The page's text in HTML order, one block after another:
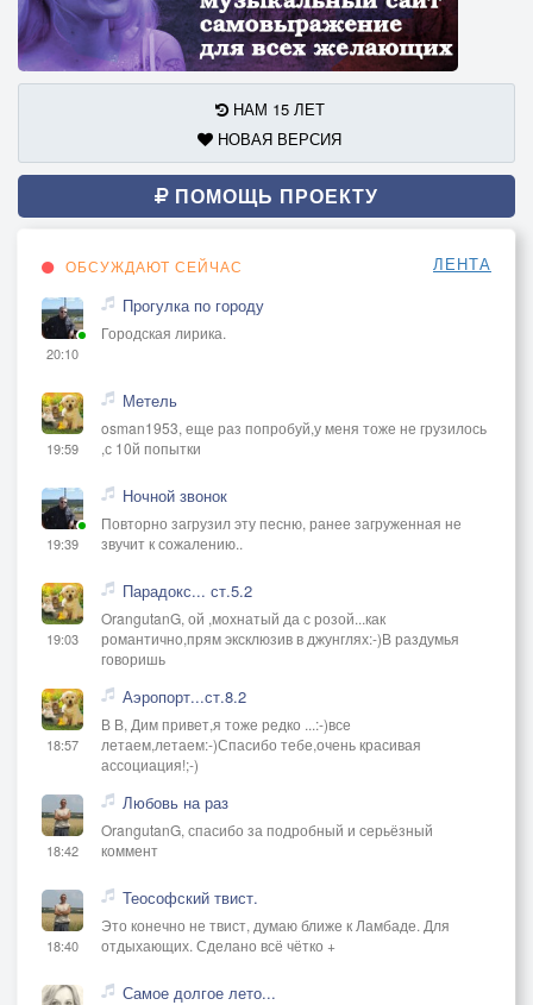
НАМ 15 ЛЕТ
НОВАЯ ВЕРСИЯ
ПОМОЩЬ ПРОЕКТУ
ОБСУЖДАЮТ СЕЙЧАС ЛЕНТА
20:10
Прогулка по городу
Городская лирика.
19:59
Метель
osman1953, еще раз попробуй,у меня тоже не грузилось
,с 10й попытки
19:39
Ночной звонок
Повторно загрузил эту песню, ранее загруженная не
звучит к сожалению..
19:03
Парадокс... ст.5.2
OrangutanG, ой ,мохнатый да с розой...как
романтично,прям эксклюзив в джунглях:-)В раздумья
говоришь
18:57
Аэропорт...ст.8.2
В В, Дим привет,я тоже редко ...:-)все
летаем,летаем:-)Спасибо тебе,очень красивая
ассоциация!;-)
18:42
Любовь на раз
OrangutanG, спасибо за подробный и серьёзный
коммент
18:40
Теософский твист.
Это конечно не твист, думаю ближе к Ламбаде. Для
отдыхающих. Сделано всё чётко +
Самое долгое лето...